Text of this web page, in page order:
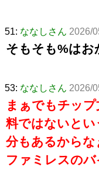
51: ななしさん 2026/
そもそも%はお
53: ななしさん 2026/
まぁでもチッ
料ではないとい
分もあるからな
ファミレスの